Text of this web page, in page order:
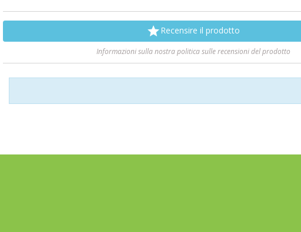
Recensire il prodotto
Informazioni sulla nostra politica sulle recensioni del prodotto